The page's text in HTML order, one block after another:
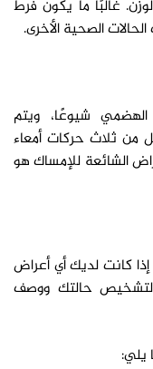
غالبًا ما يكون فرط
الصحية الأخرى.
الهضمي شيوعًا، ويتم
من ثلاث حركات أمعاء
الشائعة للإمساك هو
كانت لديك أي أعراض
لتشخيص حالتك ووصف
يلي: